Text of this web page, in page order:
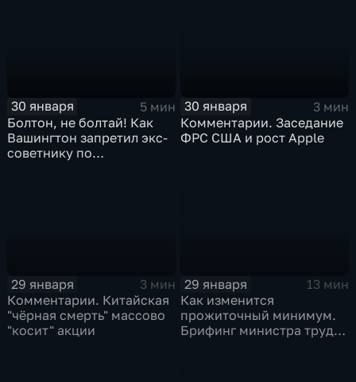
30 января
5 мин
Болтон, не болтай! Как
Вашингтон запретил экс-
советнику по
30 января
3 мин
Комментарии. Заседание
ФРС США и рост Apple
29 января
3 мин
Комментарии. Китайская
"чёрная смерть" массово
"косит" акции
29 января
13 мин
Как изменится
прожиточный минимум.
Брифинг министра труда